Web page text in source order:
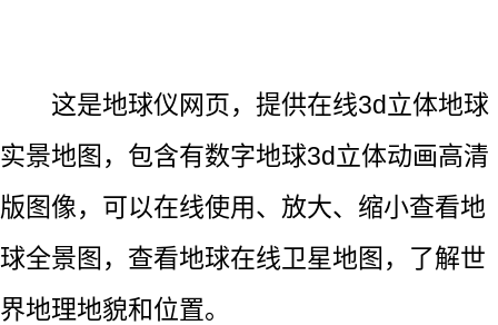
这是地球仪网页，提供在线3d立体地球
实景地图，包含有数字地球3d立体动画高清
版图像，可以在线使用、放大、缩小查看地
球全景图，查看地球在线卫星地图，了解世
界地理地貌和位置。